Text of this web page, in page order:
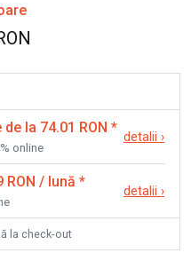
la 74.01 RON *
online
detalii ›
RON / lună *
detalii ›
la check-out